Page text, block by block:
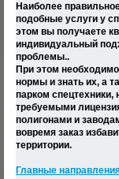
Наиболее
подобные услуги у
этом вы получаете
индивидуальный
проблемы..
При этом
нормы и знать их, а
парком
требуемыми
полигонами и
вовремя заказ
территории.
Главные